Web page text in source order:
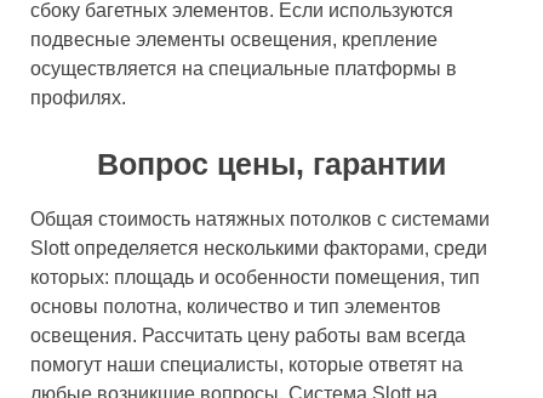
сбоку багетных элементов. Если используются
подвесные элементы освещения, крепление
осуществляется на специальные платформы в
профилях.
Вопрос цены, гарантии
Общая стоимость натяжных потолков с системами
Slott определяется несколькими факторами, среди
которых: площадь и особенности помещения, тип
основы полотна, количество и тип элементов
освещения. Рассчитать цену работы вам всегда
помогут наши специалисты, которые ответят на
любые возникшие вопросы. Система Slott на